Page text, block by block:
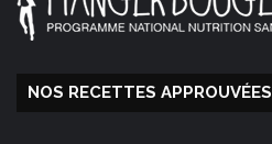
NOS RECETTES APPROUVÉES